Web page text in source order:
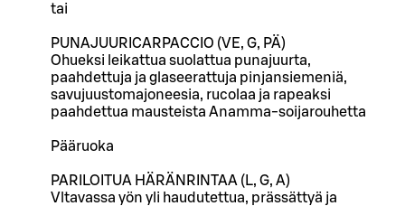
tai
PUNAJUURICARPACCIO (VE, G, PÄ)
Ohueksi leikattua suolattua punajuurta,
paahdettuja ja glaseerattuja pinjansiemeniä,
savujuustomajoneesia, rucolaa ja rapeaksi
paahdettua mausteista Anamma-soijarouhetta
Pääruoka
PARILOITUA HÄRÄNRINTAA (L, G, A)
Vltavassa yön yli haudutettua, prässättyä ja